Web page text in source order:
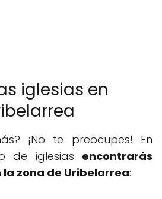
iglesias en
¡No te preocupes! En
de iglesias encontrarás
la zona de Uribelarrea: